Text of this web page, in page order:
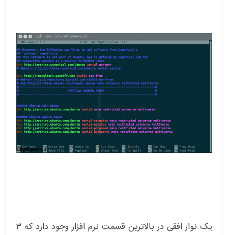
یک نوار افقی در بالاترین قسمت نرم افزار وجود دارد که ۳